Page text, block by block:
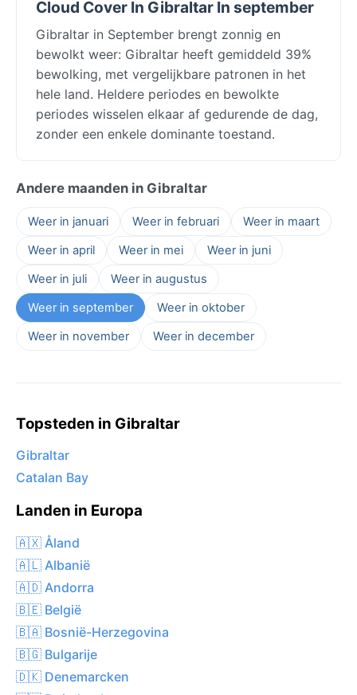
Cloud Cover In Gibraltar In september
Gibraltar in September brengt zonnig en
bewolkt weer: Gibraltar heeft gemiddeld 39%
bewolking, met vergelijkbare patronen in het
hele land. Heldere periodes en bewolkte
periodes wisselen elkaar af gedurende de dag,
zonder een enkele dominante toestand.
Andere maanden in Gibraltar
Weer in januari Weer in februari
Weer in maart
Weer in april
Weer in mei
Weer in juni
Weer in juli
Weer in augustus
Weer in september
Weer in oktober
Weer in november
Weer in december
Topsteden in Gibraltar
Gibraltar
Catalan Bay
Landen in Europa
🇦🇽 Åland
🇦🇱 Albanië
🇦🇩 Andorra
🇧🇪 België
🇧🇦 Bosnië-Herzegovina
🇧🇬 Bulgarije
🇩🇰 Denemarcken